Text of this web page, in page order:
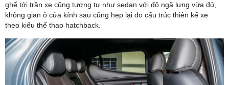
ghế tới trần xe cũng tương tự như sedan với độ ngã lưng vừa đủ,
không gian ô cửa kính sau cũng hẹp lại do cấu trúc thiên kế xe
theo kiểu thể thao hatchback.